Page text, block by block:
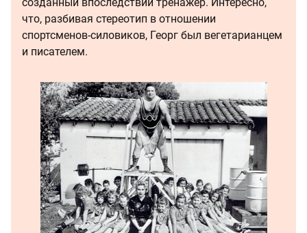
что, разбивая стереотип в отношении
спортсменов-силовиков, Георг был вегетарианцем
и писателем.